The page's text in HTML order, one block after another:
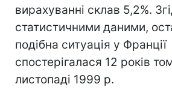
вирахуванні склав 5,2%.
статистичними даними,
подібна ситуація у Франції
спостерігалася 12 років
листопаді 1999 р.